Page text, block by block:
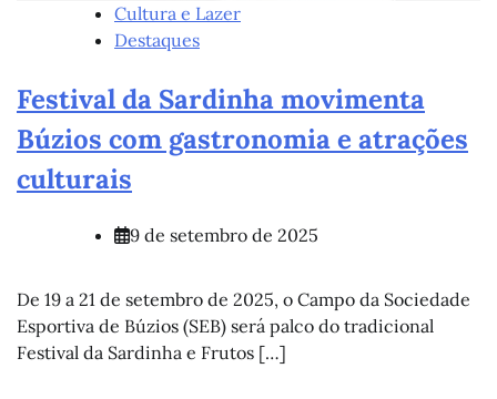
Cultura e Lazer
Destaques
Festival da Sardinha movimenta
Búzios com gastronomia e atrações
culturais
9 de setembro de 2025
De 19 a 21 de setembro de 2025, o Campo da Sociedade
Esportiva de Búzios (SEB) será palco do tradicional
Festival da Sardinha e Frutos […]